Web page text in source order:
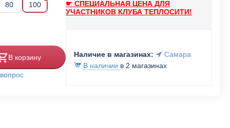
80 100
В корзину
☛ СПЕЦИАЛЬНАЯ ЦЕНА ДЛЯ
УЧАСТНИКОВ КЛУБА ТЕПЛОСИТИ!
Наличие в магазинах:
Самара
В наличии в 2 магазинах